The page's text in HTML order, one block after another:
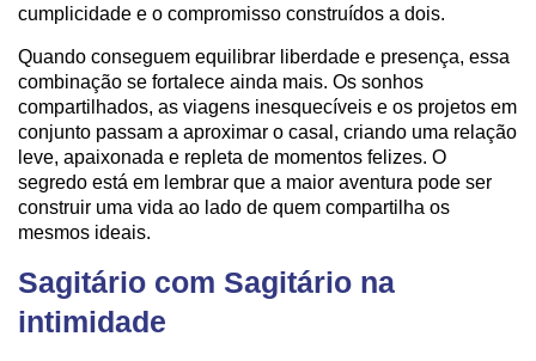
cumplicidade e o compromisso construídos a dois.
Quando conseguem equilibrar liberdade e presença, essa
combinação se fortalece ainda mais. Os sonhos
compartilhados, as viagens inesquecíveis e os projetos em
conjunto passam a aproximar o casal, criando uma relação
leve, apaixonada e repleta de momentos felizes. O
segredo está em lembrar que a maior aventura pode ser
construir uma vida ao lado de quem compartilha os
mesmos ideais.
Sagitário com Sagitário na
intimidade